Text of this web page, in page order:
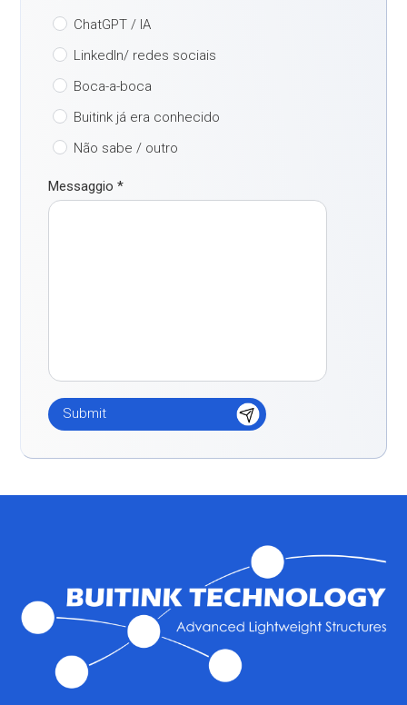
ChatGPT / IA
LinkedIn/ redes sociais
Boca-a-boca
Buitink já era conhecido
Não sabe / outro
Messaggio*